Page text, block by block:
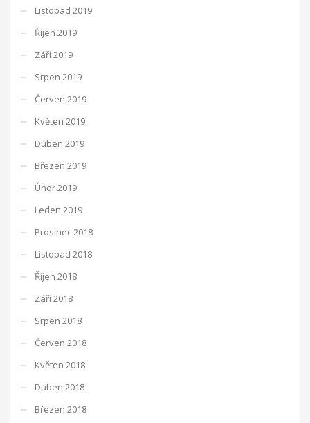
Listopad 2019
Říjen 2019
Září 2019
Srpen 2019
Červen 2019
Květen 2019
Duben 2019
Březen 2019
Únor 2019
Leden 2019
Prosinec 2018
Listopad 2018
Říjen 2018
Září 2018
Srpen 2018
Červen 2018
Květen 2018
Duben 2018
Březen 2018